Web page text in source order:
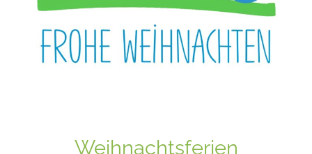
Weihnachtsferien